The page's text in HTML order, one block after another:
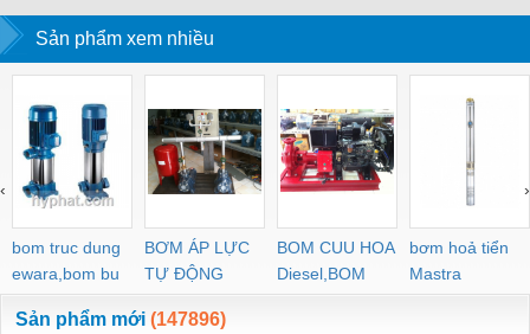
Sản phẩm xem nhiều
bom truc dung
ewara,bom bu
ewara
BƠM ÁP LỰC
TỰ ĐỘNG
BOM CUU HOA
Diesel,BOM
CHUA CHAY
bơm hoả tiển
Mastra
‹ ›
Sản phẩm mới (147896)